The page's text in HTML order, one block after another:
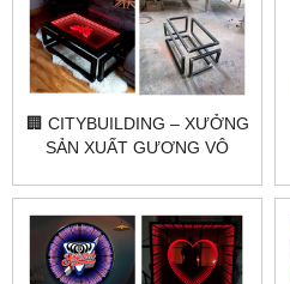
🏢 CITYBUILDING – XƯỞNG
SẢN XUẤT GƯƠNG VÔ